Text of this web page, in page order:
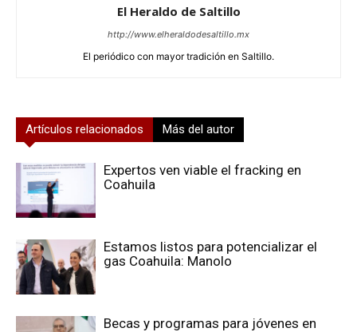
El Heraldo de Saltillo
http://www.elheraldodesaltillo.mx
El periódico con mayor tradición en Saltillo.
Artículos relacionados Más del autor
Expertos ven viable el fracking en
Coahuila
Estamos listos para potencializar el
gas Coahuila: Manolo
Becas y programas para jóvenes en